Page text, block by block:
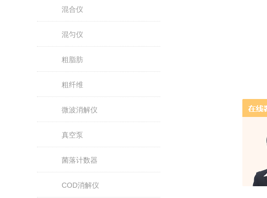
混合仪
混匀仪
粗脂肪
粗纤维
微波消解仪
真空泵
菌落计数器
COD消解仪